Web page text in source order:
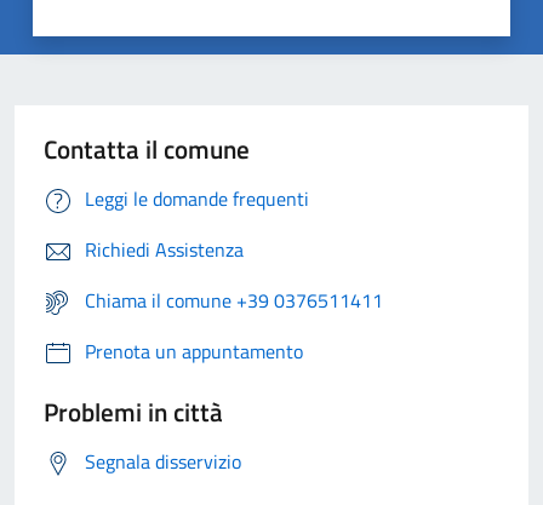
Contatta il comune
Leggi le domande frequenti
Richiedi Assistenza
Chiama il comune +39 0376511411
Prenota un appuntamento
Problemi in città
Segnala disservizio